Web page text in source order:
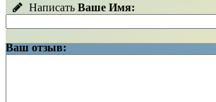
Написать Ваше Имя:
Ваш отзыв: